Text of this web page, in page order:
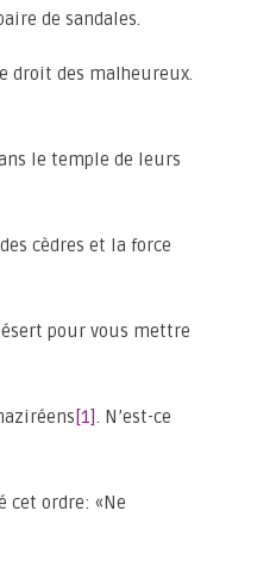
de sandales.
droit des malheureux.
le temple de leurs
cèdres et la force
pour vous mettre
[1]. N’est-ce
cet ordre: «Ne